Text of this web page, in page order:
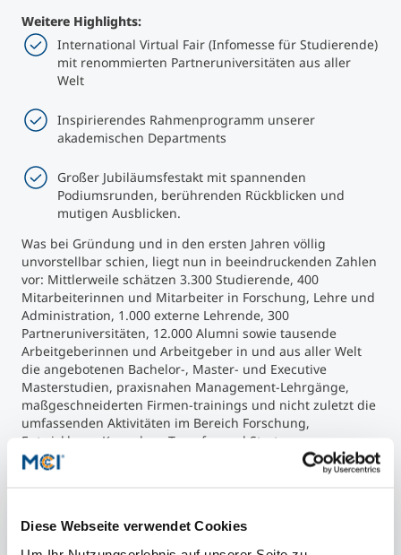
Diese Webseite verwendet Cookies
Weitere Highlights:
International Virtual Fair (Infomesse für Studierende)
mit renommierten Partneruniversitäten aus aller
Welt
Inspirierendes Rahmenprogramm unserer
akademischen Departments
Großer Jubiläumsfestakt mit spannenden
Podiumsrunden, berührenden Rückblicken und
mutigen Ausblicken.
Was bei Gründung und in den ersten Jahren völlig
unvorstellbar schien, liegt nun in beeindruckenden Zahlen
vor: Mittlerweile schätzen 3.300 Studierende, 400
Mitarbeiterinnen und Mitarbeiter in Forschung, Lehre und
Administration, 1.000 externe Lehrende, 300
Partneruniversitäten, 12.000 Alumni sowie tausende
Arbeitgeberinnen und Arbeitgeber in und aus aller Welt
die angebotenen Bachelor-, Master- und Executive
Masterstudien, praxisnahen Management-Lehrgänge,
maßgeschneiderten Firmen-trainings und nicht zuletzt die
umfassenden Aktivitäten im Bereich Forschung,
Entwicklung, Know-how Transfer und Start-ups.
Artikel teilen